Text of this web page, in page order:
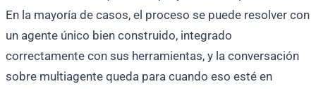
En la mayoría de casos, el proceso se puede resolver con
un agente único bien construido, integrado
correctamente con sus herramientas, y la conversación
sobre multiagente queda para cuando eso esté en